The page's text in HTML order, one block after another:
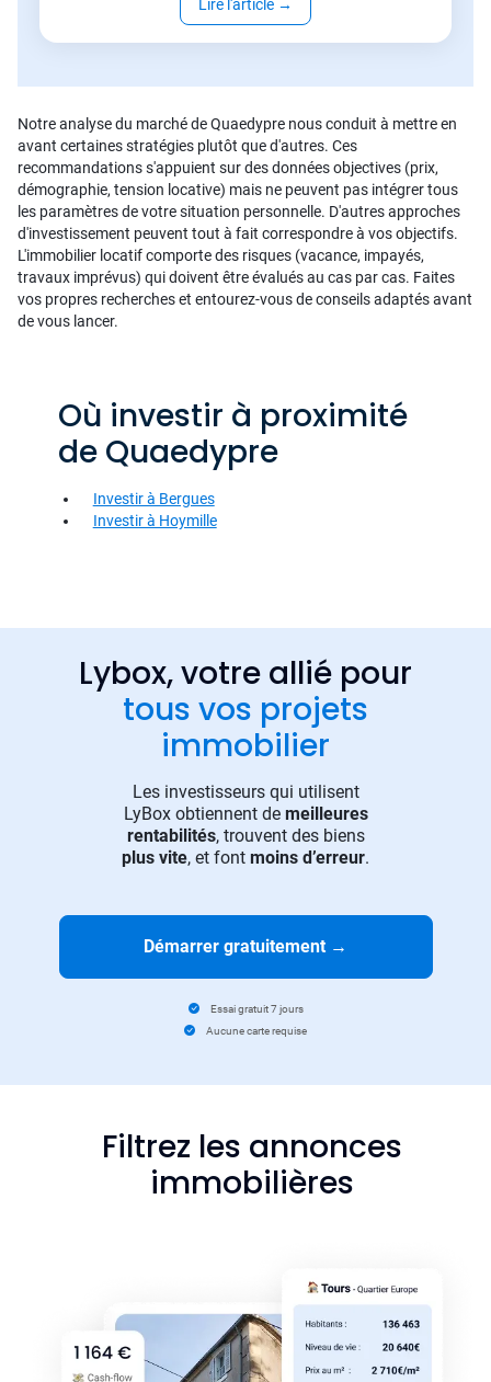
Lire l'article →
Notre analyse du marché de Quaedypre nous conduit à mettre en
avant certaines stratégies plutôt que d'autres. Ces
recommandations s'appuient sur des données objectives (prix,
démographie, tension locative) mais ne peuvent pas intégrer tous
les paramètres de votre situation personnelle. D'autres approches
d'investissement peuvent tout à fait correspondre à vos objectifs.
L'immobilier locatif comporte des risques (vacance, impayés,
travaux imprévus) qui doivent être évalués au cas par cas. Faites
vos propres recherches et entourez-vous de conseils adaptés avant
de vous lancer.
Où investir à proximité
de Quaedypre
Investir à Bergues
Investir à Hoymille
Lybox, votre allié pour
tous vos projets
immobilier
Les investisseurs qui utilisent
LyBox obtiennent de meilleures
rentabilités, trouvent des biens
plus vite, et font moins d’erreur.
Démarrer gratuitement →
Essai gratuit 7 jours
Aucune carte requise
Filtrez les annonces
immobilières